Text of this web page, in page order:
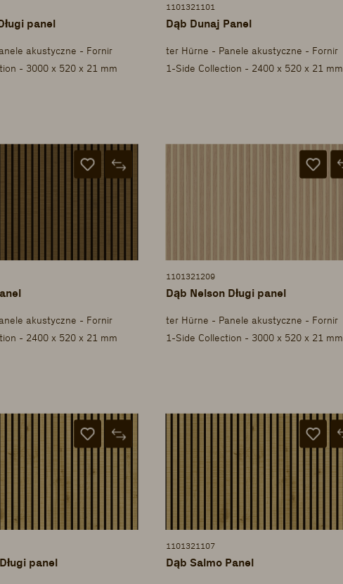
panel
akustyczne - Fornir
- 3000 x 520 x 21 mm
1101321101
Dąb Dunaj Panel
ter Hürne - Panele akustyczne - Fornir
1-Side Collection - 2400 x 520 x 21 mm
akustyczne - Fornir
- 2400 x 520 x 21 mm
1101321209
Dąb Nelson Długi panel
ter Hürne - Panele akustyczne - Fornir
1-Side Collection - 3000 x 520 x 21 mm
panel
1101321107
Dąb Salmo Panel